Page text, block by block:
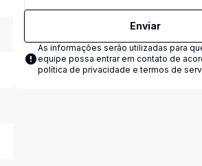
Enviar
As informações serão utilizadas para
equipe possa entrar em contato de
política de privacidade e termos de